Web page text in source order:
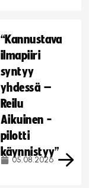
“Kannustava
ilmapiiri
syntyy
yhdessä –
Reilu
Aikuinen -
pilotti
käynnistyy”
05.08.2026